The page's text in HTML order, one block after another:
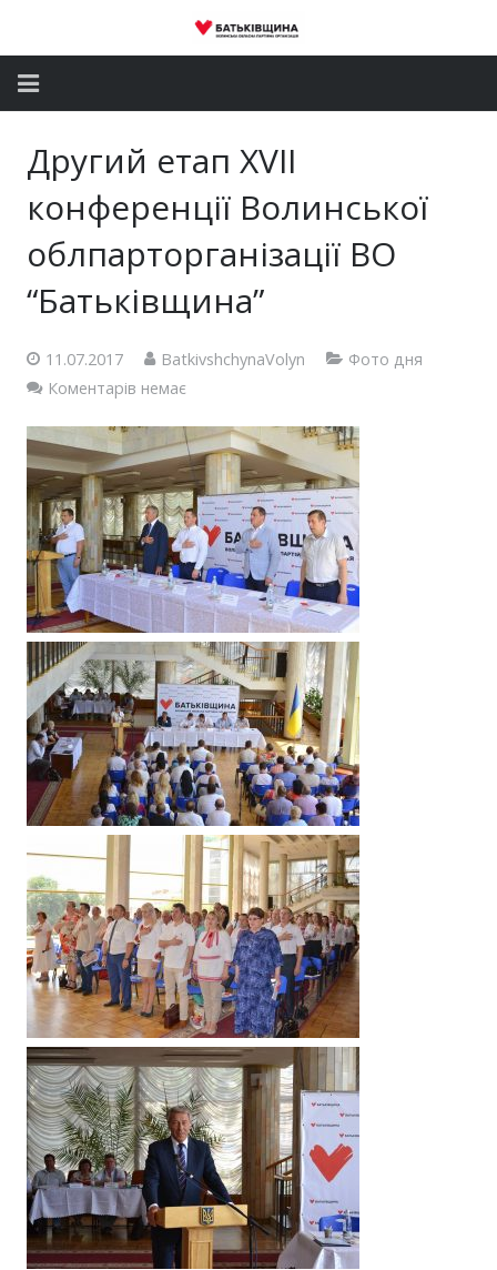
Новини
Партія
Депутатський корпус
Контакти
Другий етап XVII
конференції Волинської
облпарторганізації ВО
“Батьківщина”
11.07.2017 BatkivshchynaVolyn
Фото дня
Коментарів немає